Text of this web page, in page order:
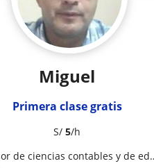
Miguel
Primera clase gratis
S/5/h
de ciencias contables y de educación